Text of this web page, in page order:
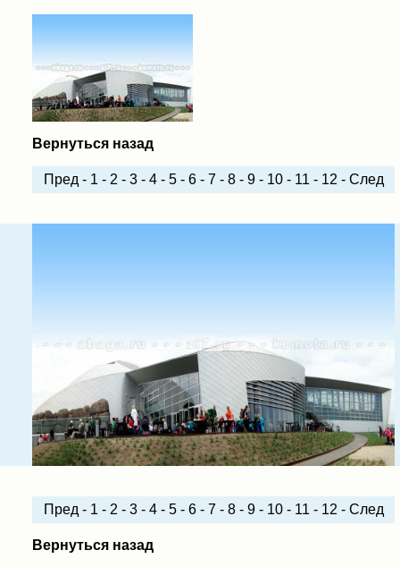
Вернуться назад
Пред - 1 - 2 - 3- 4- 5- 6- 7- 8- 9- 10- 11 - 12 - След
Пред - 1 - 2 - 3- 4- 5- 6- 7- 8- 9- 10- 11 - 12 - След
Вернуться назад